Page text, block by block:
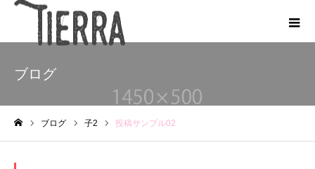
ブログ
ブログ 子2 投稿サンプル02